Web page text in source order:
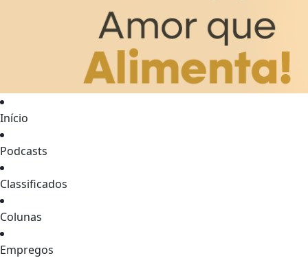
Início
Podcasts
Classificados
Colunas
Empregos